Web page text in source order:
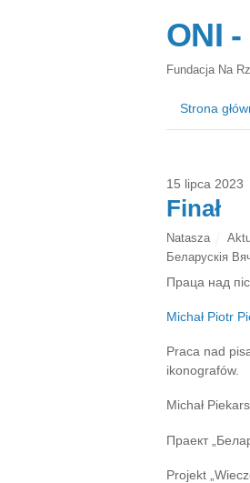
ONI
Fundacja Na
Strona
15 lipca 2023
Finał
Natasza
Беларускія
Праца над
Michał Piotr
Praca nad
ikonografów.
Michał
Праект
Projekt